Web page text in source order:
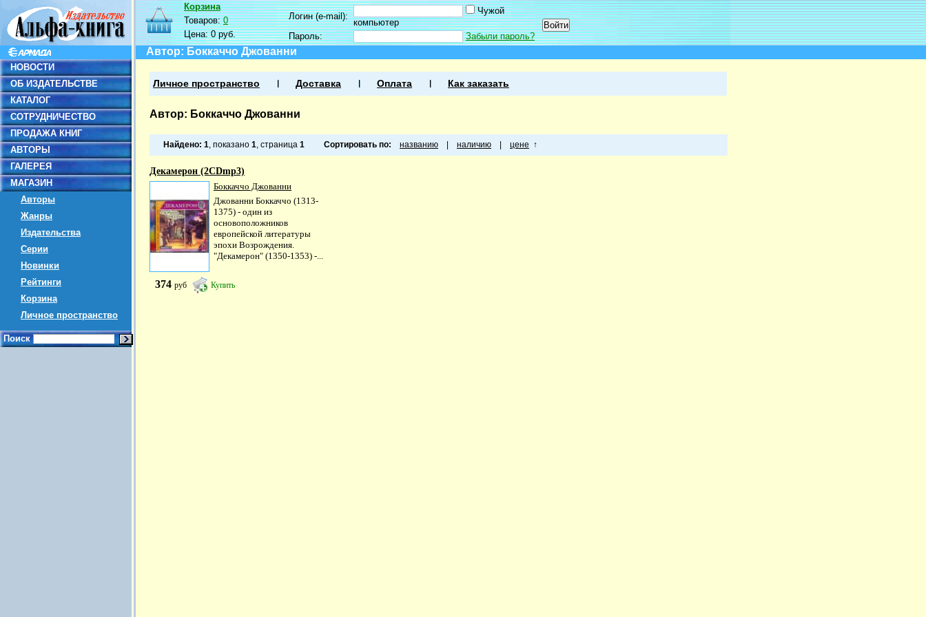
НОВОСТИ
ОБ ИЗДАТЕЛЬСТВЕ
КАТАЛОГ
СОТРУДНИЧЕСТВО
ПРОДАЖА КНИГ
АВТОРЫ
ГАЛЕРЕЯ
МАГАЗИН
Авторы
Жанры
Издательства
Серии
Новинки
Рейтинги
Корзина
Личное пространство
Поиск
Корзина
Товаров:0
Цена:0 руб.
Логин (e-mail):
Чужой
компьютер
Пароль:
Забыли пароль?
Автор: Боккаччо Джованни
Личное пространство Доставка Оплата Как заказать
Автор: Боккаччо Джованни
Найдено: 1, показано 1, страница 1 Сортировать по: названию наличию цене ↑
Декамерон (2CDmp3)
Боккаччо Джованни
Джованни Боккаччо (1313-
1375) - один из
основоположников
европейской литературы
эпохи Возрождения.
"Декамерон" (1350-1353) -...
374 руб Купить